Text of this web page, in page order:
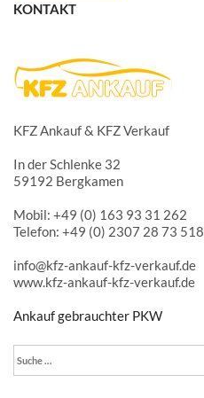
KONTAKT
KFZ Ankauf & KFZ Verkauf
In der Schlenke 32
59192 Bergkamen
Mobil: +49 (0) 163 93 31 262
Telefon: +49 (0) 2307 28 73 518
info@kfz-ankauf-kfz-verkauf.de
www.kfz-ankauf-kfz-verkauf.de
Ankauf gebrauchter PKW
nach: